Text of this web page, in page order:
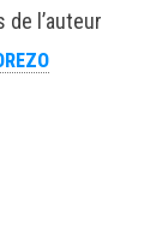
de l’auteur